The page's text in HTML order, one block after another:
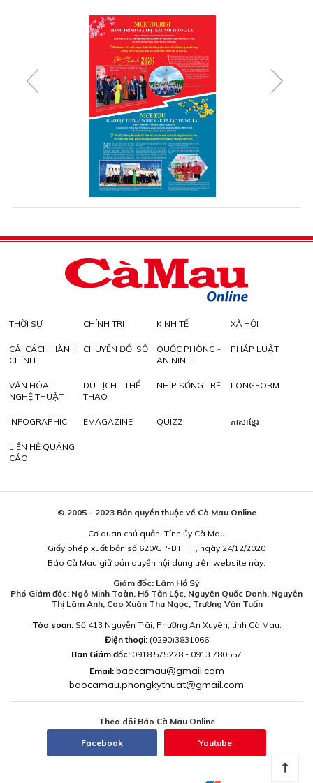
THỜI SỰ CHÍNH TRỊ KINH TẾ XÃ HỘI
CẢI CÁCH HÀNH
CHÍNH
CHUYỂN ĐỔI SỐ
QUỐC PHÒNG -
AN NINH
PHÁP LUẬT
VĂN HÓA -
NGHỆ THUẬT
DU LỊCH - THỂ
THAO
NHỊP SỐNG TRẺ LONGFORM
INFOGRAPHIC EMAGAZINE QUIZZ ភាសាខ្មែរ
LIÊN HỆ QUẢNG
CÁO
© 2005 - 2023 Bản quyền thuộc về Cà Mau Online
Cơ quan chủ quản: Tỉnh ủy Cà Mau
Giấy phép xuất bản số 620/GP-BTTTT, ngày 24/12/2020
Báo Cà Mau giữ bản quyền nội dung trên website này.
Giám đốc: Lâm Hồ Sỹ
Phó Giám đốc: Ngô Minh Toàn, Hồ Tấn Lộc, Nguyễn Quốc Danh, Nguyễn
Thị Lâm Anh, Cao Xuân Thu Ngọc, Trương Văn Tuấn
Tòa soạn:Số 413 Nguyễn Trãi, Phường An Xuyên, tỉnh Cà Mau.
Điện thoại: (0290)3831066
Ban Giám đốc: 0918.575228 - 0913.780557
Email: baocamau@gmail.com
baocamau.phongkythuat@gmail.com
Theo dõi Báo Cà Mau Online
Facebook Youtube